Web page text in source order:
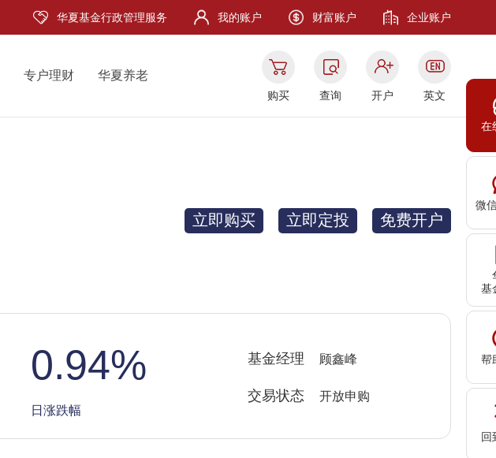
在
微
基
帮
回
华夏基金行政管理服务 我的账户 财富账户 企业账户
专户理财 华夏养老
购买 查询 开户 英文
立即购买 立即定投 免费开户
0.94%
日涨跌幅
基金经理 顾鑫峰
交易状态 开放申购